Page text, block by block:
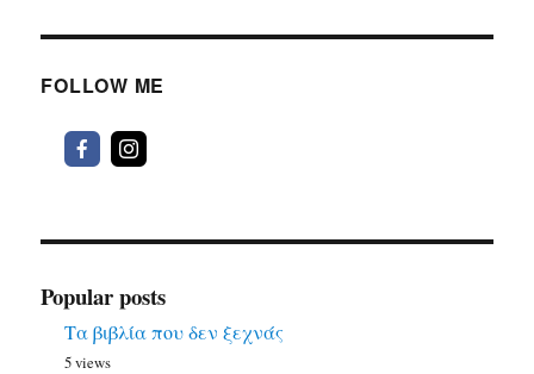
FOLLOW ME
Popular posts
Τα βιβλία που δεν ξεχνάς
5 views